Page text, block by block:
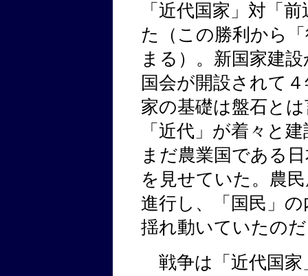
「近代国家」対「
た（この勝利から
まる）。新国家建
国会が開設されて
家の基礎は盤石と
「近代」が着々と
まだ農業国である
を見せていた。農
進行し、「国民」
揺れ動いていたの
戦争は「近代国家